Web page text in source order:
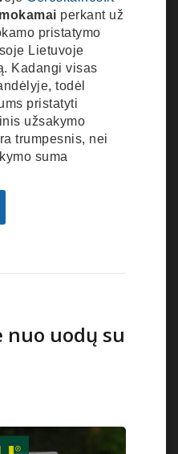
perkant už
pristatymo
Lietuvoje
Kadangi visas
todėl
pristatyti
užsakymo
trumpesnis, nei
suma
nuo uodų su